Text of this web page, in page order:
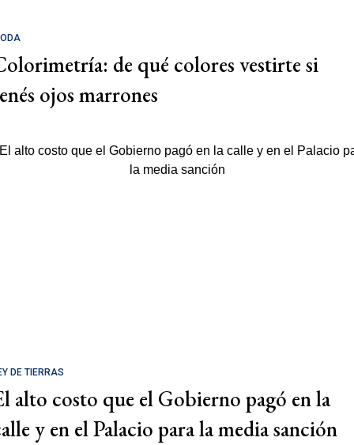
de qué colores vestirte si
ojos marrones
DE TIERRAS
alto costo que el Gobierno pagó en la
y en el Palacio para la media sanción